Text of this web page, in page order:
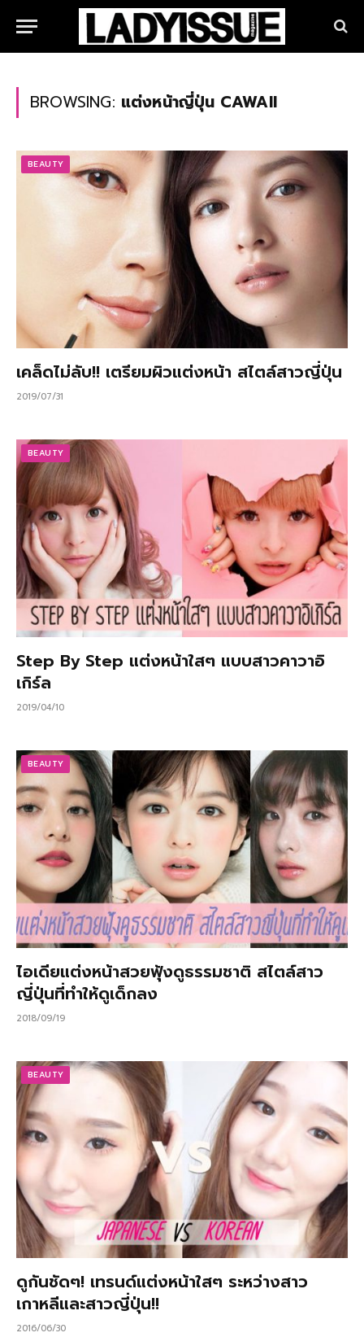
BROWSING: แต่งหน้าญี่ปุ่น CAWAII
BEAUTY
เคล็ดไม่ลับ!! เตรียมผิวแต่งหน้า สไตล์สาวญี่ปุ่น
2019/07/31
BEAUTY
Step By Step แต่งหน้าใสๆ แบบสาวคาวาอิ
เกิร์ล
2019/04/10
BEAUTY
ไอเดียแต่งหน้าสวยฟุ้งดูธรรมชาติ สไตล์สาว
ญี่ปุ่นที่ทำให้ดูเด็กลง
2018/09/19
BEAUTY
ดูกันชัดๆ! เทรนด์แต่งหน้าใสๆ ระหว่างสาว
เกาหลีและสาวญี่ปุ่น!!
2016/06/30